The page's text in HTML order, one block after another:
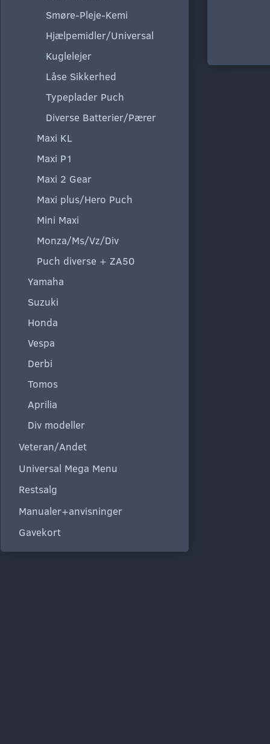
Smøre-Pleje-Kemi
Hjælpemidler/Universal
Kuglelejer
Låse Sikkerhed
Typeplader Puch
Diverse Batterier/Pærer
Maxi KL
Maxi P1
Maxi 2 Gear
Maxi plus/Hero Puch
Mini Maxi
Monza/Ms/Vz/Div
Puch diverse + ZA50
Yamaha
Suzuki
Honda
Vespa
Derbi
Tomos
Aprilia
Div modeller
Veteran/Andet
Universal Mega Menu
Restsalg
Manualer+anvisninger
Gavekort